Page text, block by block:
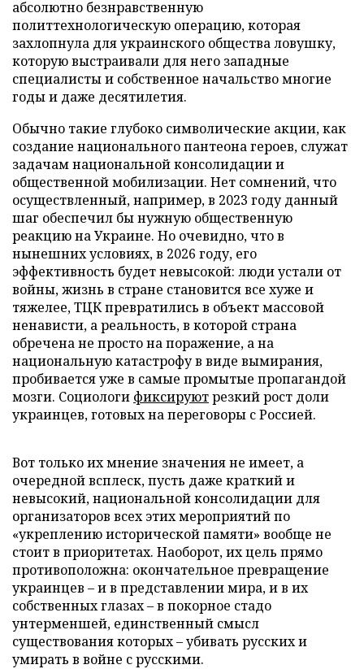
абсолютно безнравственную
политтехнологическую операцию, которая
захлопнула для украинского общества ловушку,
которую выстраивали для него западные
специалисты и собственное начальство многие
годы и даже десятилетия.
Обычно такие глубоко символические акции, как
создание национального пантеона героев, служат
задачам национальной консолидации и
общественной мобилизации. Нет сомнений, что
осуществленный, например, в 2023 году данный
шаг обеспечил бы нужную общественную
реакцию на Украине. Но очевидно, что в
нынешних условиях, в 2026 году, его
эффективность будет невысокой: люди устали от
войны, жизнь в стране становится все хуже и
тяжелее, ТЦК превратились в объект массовой
ненависти, а реальность, в которой страна
обречена не просто на поражение, а на
национальную катастрофу в виде вымирания,
пробивается уже в самые промытые пропагандой
мозги. Социологи фиксируютрезкий рост доли
украинцев, готовых на переговоры с Россией.
Вот только их мнение значения не имеет, а
очередной всплеск, пусть даже краткий и
невысокий, национальной консолидации для
организаторов всех этих мероприятий по
«укреплению исторической памяти» вообще не
стоит в приоритетах. Наоборот, их цель прямо
противоположна: окончательное превращение
украинцев – и в представлении мира, и в их
собственных глазах – в покорное стадо
унтерменшей, единственный смысл
существования которых – убивать русских и
умирать в войне с русскими.